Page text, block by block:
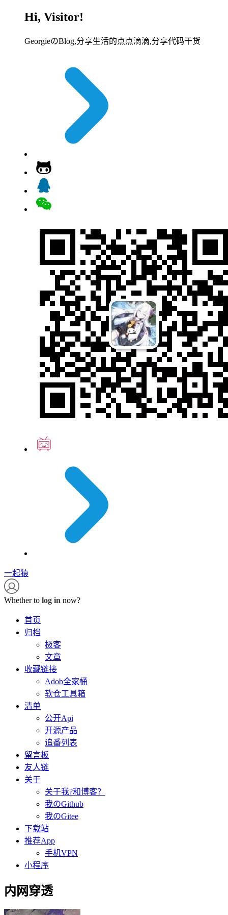
Hi, Visitor!
GeorgieのBlog,分享生活的点点滴滴,分享代码干货
一起猿
Whether to log in now?
首页
归档
极客
文章
收藏链接
Adob全家桶
软仓工具箱
清单
公开Api
开源产品
追番列表
留言板
友人链
关于
关于我?和博客？
我のGithub
我のGitee
下载站
推荐App
手机VPN
小程序
内网穿透